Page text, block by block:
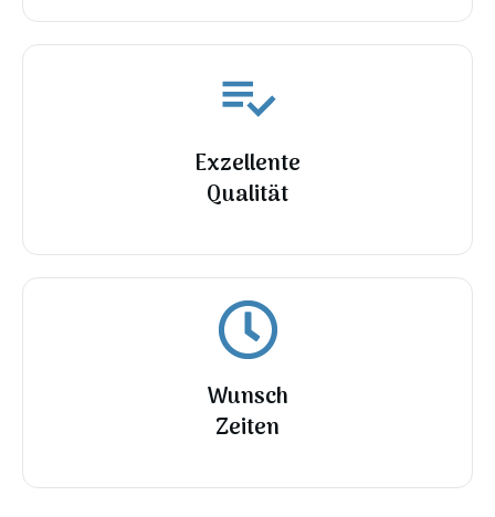
Exzellente
Qualität
Wunsch
Zeiten